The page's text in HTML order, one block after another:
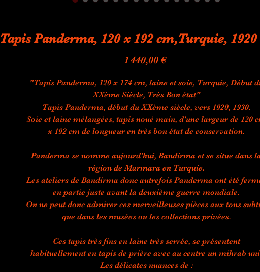
Tapis Panderma, 120 x 192 cm,Turquie, 1920
1 440,00 €Prix
"Tapis Panderma, 120 x 174 cm, laine et soie, Turquie, Début
XXème Siècle, Très Bon état"
Tapis Panderma, début du XXème siècle, vers 1920, 1930.
Soie et laine mélangées, tapis noué main, d'une largeur de 120
x 192 cm de longueur en très bon état de conservation.
Panderma se nomme aujourd'hui, Bandirma et se situe dans
région de Marmara en Turquie.
Les ateliers de Bandirma donc autrefois Panderma ont été
en partie juste avant la deuxième guerre mondiale.
On ne peut donc admirer ces merveilleuses pièces aux tons
que dans les musées ou les collections privées.
Ces tapis très fins en laine très serrée, se présentent
habituellement en tapis de prière avec au centre un mihrab
Les délicates nuances de :